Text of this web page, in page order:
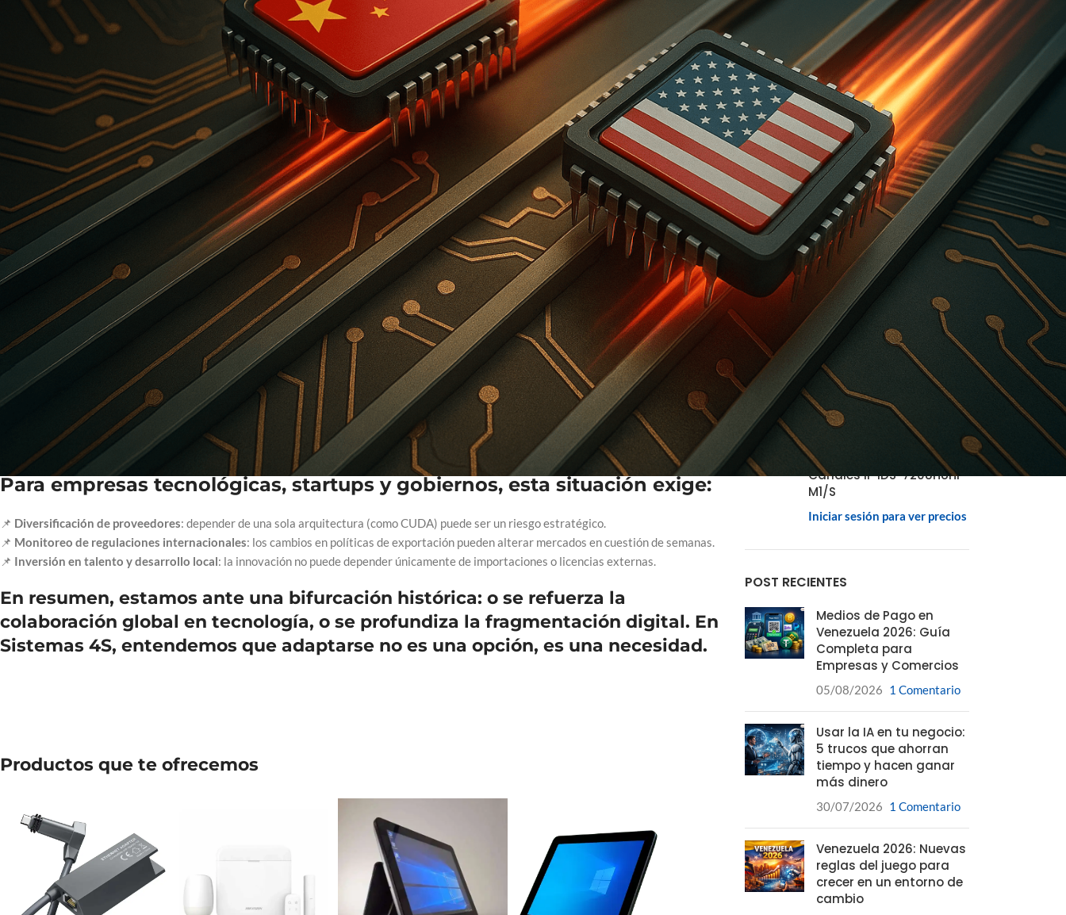
Vetos, aranceles y una cultura laboral china 9-9-6 que impulsa una innovación feroz. Mientras EE.UU. impone restricciones, China acelera
con gigantes como Huawei, Baidu, Alibaba, y Tencent invirtiendo en su propia tecnología. Los nuevos chips Ascend 910B ya compiten sin
depender de CUDA, la plataforma de computación paralela desarrollada por Nvidia para acelerar el procesamiento en GPUs.
🌐 El riesgo no es solo perder el mercado asiático. Es que China exporte sus chips a aliados y regiones enteras que sufren los mismos
aranceles. La hegemonía tecnológica está en juego.
⚠️ ¿Estamos presenciando el inicio del fin del dominio estadounidense en semiconductores? ¿Qué significa esto para las empresas que
dependen de Nvidia, Intel o AMD?
📣 En Sistemas 4S seguimos de cerca estas tensiones. Porque entender el futuro de la tecnología es clave para anticipar riesgos,
oportunidades y estrategias de adaptación.
🔎Análisis general: ¿Qué está realmente en juego?
La advertencia de Jensen Huang no es solo una observación técnica: es un llamado de alerta sobre el equilibrio geopolítico de la innovación.
La carrera por la supremacía en semiconductores ya no se mide en años, sino en nanosegundos. Estados Unidos, históricamente líder en
diseño y fabricación de chips, enfrenta una China decidida a romper dependencias tecnológicas y construir su propio ecosistema de
inteligencia artificial.
China no solo está replicando capacidades: está rediseñando el juego. Al desarrollar alternativas a CUDA y consolidar una cadena de
suministro nacional, está creando una infraestructura que podría ser exportable, escalable y resistente a sanciones. Esto plantea un
escenario donde regiones enteras podrían migrar hacia soluciones chinas, debilitando el dominio de Nvidia, Intel y AMD.
Para empresas tecnológicas, startups y gobiernos, esta situación exige:
📌 Diversificación de proveedores: depender de una sola arquitectura (como CUDA) puede ser un riesgo estratégico.
📌 Monitoreo de regulaciones internacionales: los cambios en políticas de exportación pueden alterar mercados en cuestión de semanas.
📌 Inversión en talento y desarrollo local: la innovación no puede depender únicamente de importaciones o licencias externas.
En resumen, estamos ante una bifurcación histórica: o se refuerza la
colaboración global en tecnología, o se profundiza la fragmentación digital. En
Sistemas 4S, entendemos que adaptarse no es una opción, es una necesidad.
Productos que te ofrecemos
Advanced Apt-Si300 1D /
2D Qr Usb Vertical Mount
Iniciar sesión para ver precios
Z-Select 4000D Etiquetas
Zebra Direct Thermal.
2.25» X 0.75» 1» Core 5» Od
3315 Etq. X Rollo Cajas De
12 Rollos
Iniciar sesión para ver precios
Switch de Escritorio
Inteligente de 8 Puertos a
Gigabit con 4 Puertos
POE TP-Link TL-SG108PE
Iniciar sesión para ver precios
Camara TP-Linl VIGI
C300HP-6
Iniciar sesión para ver precios
DVR Hikvision 8MP 4K
Pentahibrido Acusense 8
Canales TurboHD + 8
Canales IP iDS-7208HUHI-
M1/S
Iniciar sesión para ver precios
POST RECIENTES
Medios de Pago en
Venezuela 2026: Guía
Completa para
Empresas y Comercios
05/08/2026 1 Comentario
Usar la IA en tu negocio:
5 trucos que ahorran
tiempo y hacen ganar
más dinero
30/07/2026 1 Comentario
Venezuela 2026: Nuevas
reglas del juego para
crecer en un entorno de
cambio